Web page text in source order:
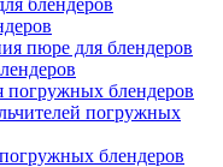
блендеров
пюре для блендеров
погружных блендеров
погружных
блендеров